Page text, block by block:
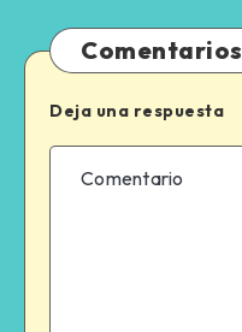
Comentarios
Deja una respuesta